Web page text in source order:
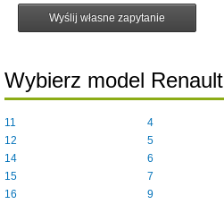
Wybierz model Renault
11
12
14
15
16
4
5
6
7
9